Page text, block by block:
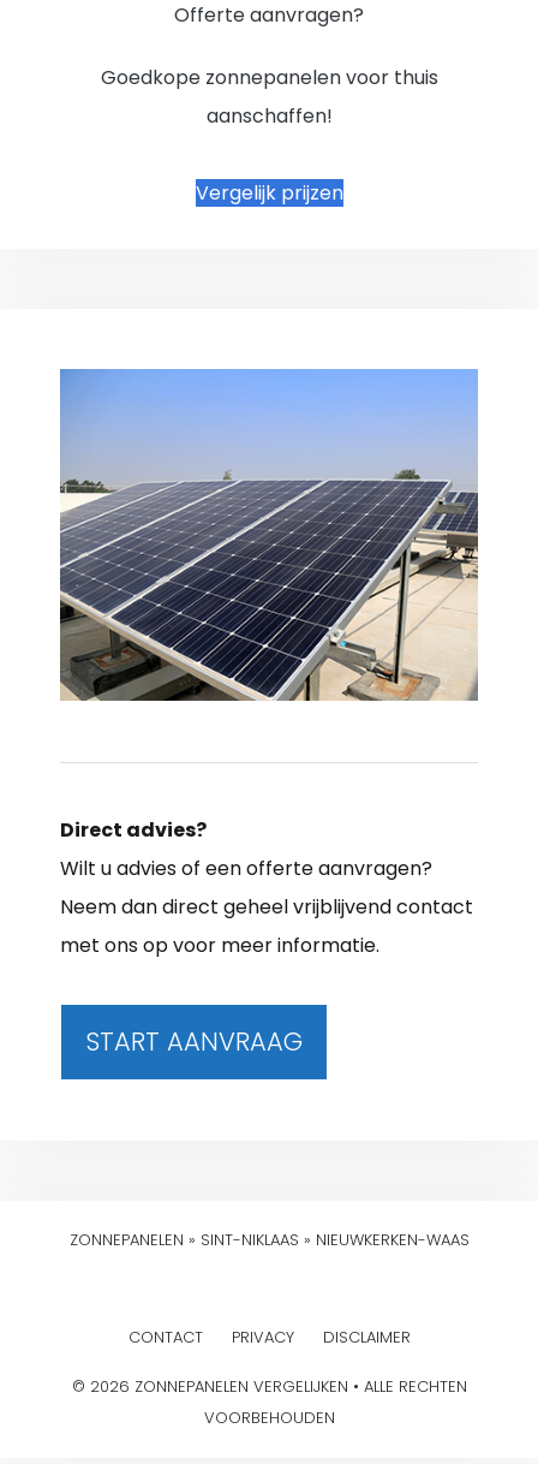
Offerte aanvragen?
Goedkope zonnepanelen voor thuis
aanschaffen!
Vergelijk prijzen
Direct advies?
Wilt u advies of een offerte aanvragen?
Neem dan direct geheel vrijblijvend contact
met ons op voor meer informatie.
START AANVRAAG
ZONNEPANELEN » SINT-NIKLAAS » NIEUWKERKEN-WAAS
CONTACT PRIVACY DISCLAIMER
© 2026 ZONNEPANELEN VERGELIJKEN • ALLE RECHTEN
VOORBEHOUDEN